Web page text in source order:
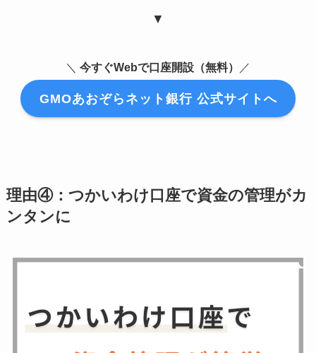
▼
＼ 今すぐWebで口座開設（無料） ／
GMOあおぞらネット銀行 公式サイトへ
理由④：つかいわけ口座で資金の管理がカ
ンタンに